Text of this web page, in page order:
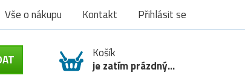
Vše o nákupu Kontakt Přihlásit se
Košík
je zatím prázdný...